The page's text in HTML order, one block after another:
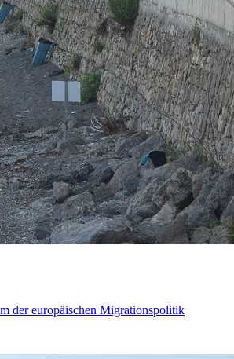
der europäischen Migrationspolitik